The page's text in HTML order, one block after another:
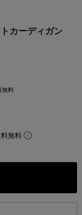
カーディガン
無料
無料